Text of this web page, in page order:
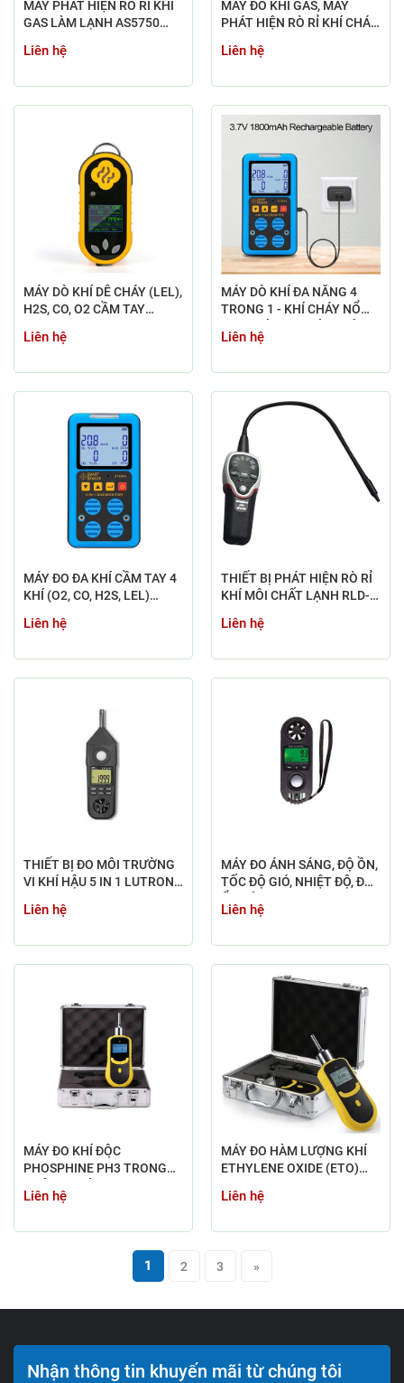
MÁY PHÁT HIỆN RÒ RỈ KHÍ
GAS LÀM LẠNH AS5750
Liên hệ
MÁY ĐO KHÍ GAS, MÁY
PHÁT HIỆN RÒ RỈ KHÍ CHÁY
Liên hệ
MÁY DÒ KHÍ DỄ CHÁY (LEL),
H2S, CO, O2 CẦM TAY
Liên hệ
MÁY DÒ KHÍ ĐA NĂNG 4
TRONG 1 - KHÍ CHÁY NỔ
H2S
Liên hệ
MÁY ĐO ĐA KHÍ CẦM TAY 4
KHÍ (O2, CO, H2S, LEL)
Liên hệ
THIẾT BỊ PHÁT HIỆN RÒ RỈ
KHÍ MÔI CHẤT LẠNH RLD-
407C, R22, ...)
Liên hệ
THIẾT BỊ ĐO MÔI TRƯỜNG
VI KHÍ HẬU 5 IN 1 LUTRON
Liên hệ
MÁY ĐO ÁNH SÁNG, ĐỘ ỒN,
TỐC ĐỘ GIÓ, NHIỆT ĐỘ, ĐỘ
Liên hệ
MÁY ĐO KHÍ ĐỘC
PHOSPHINE PH3 TRONG
PH3 (0-2000PPM)
Liên hệ
MÁY ĐO HÀM LƯỢNG KHÍ
ETHYLENE OXIDE (ETO)
100PPM)
Liên hệ
1 2 3 »
Nhận thông tin khuyến mãi từ chúng tôi